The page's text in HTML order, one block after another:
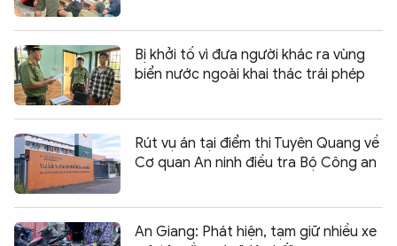
Bị khởi tố vì đưa người khác ra vùng
biển nước ngoài khai thác trái phép
Rút vụ án tại điểm thi Tuyên Quang về
Cơ quan An ninh điều tra Bộ Công an
An Giang: Phát hiện, tạm giữ nhiều xe